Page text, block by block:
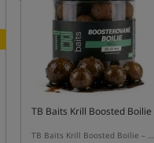
TB Baits Krill Boosted Boilie
TB Baits Krill Boosted Boilie – tonące kulki przynętowe z boosterem